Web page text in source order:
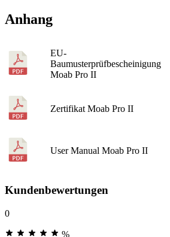
Anhang
EU-
Baumusterprüfbescheinigung
Moab Pro II
Zertifikat Moab Pro II
User Manual Moab Pro II
Kundenbewertungen
0
%